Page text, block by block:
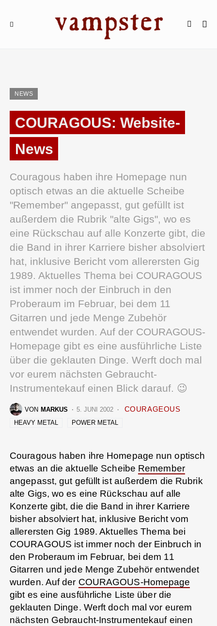
NEWS
COURAGOUS: Website-
News
Couragous haben ihre Homepage nun
optisch etwas an die aktuelle Scheibe
"Remember" angepasst, gut gefüllt ist
außerdem die Rubrik "alte Gigs", wo es
eine Rückschau auf alle Konzerte gibt, die
die Band in ihrer Karriere bisher absolviert
hat, inklusive Bericht vom allerersten Gig
1989. Aktuelles Thema bei COURAGOUS
ist immer noch der Einbruch in den
Proberaum im Februar, bei dem 11
Gitarren und jede Menge Zubehör
entwendet wurden. Auf der COURAGOUS-
Homepage gibt es eine ausführliche Liste
über die geklauten Dinge. Werft doch mal
vor eurem nächsten Gebraucht-
Instrumentekauf einen Blick darauf. 😉
VON MARKUS 5. JUNI 2002 COURAGEOUS
HEAVY METAL POWER METAL
Couragous haben ihre Homepage nun optisch
etwas an die aktuelle Scheibe Remember
angepasst, gut gefüllt ist außerdem die Rubrik
alte Gigs, wo es eine Rückschau auf alle
Konzerte gibt, die die Band in ihrer Karriere
bisher absolviert hat, inklusive Bericht vom
allerersten Gig 1989. Aktuelles Thema bei
COURAGOUS ist immer noch der Einbruch in
den Proberaum im Februar, bei dem 11
Gitarren und jede Menge Zubehör entwendet
wurden. Auf der COURAGOUS-Homepage
gibt es eine ausführliche Liste über die
geklauten Dinge. Werft doch mal vor eurem
nächsten Gebraucht-Instrumentekauf einen